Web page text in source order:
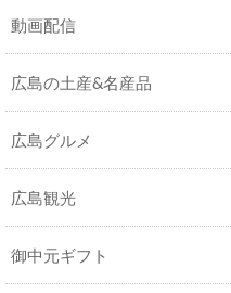
動画配信
広島の土産&名産品
広島グルメ
広島観光
御中元ギフト